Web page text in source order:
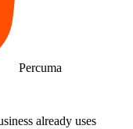
Percuma
already uses